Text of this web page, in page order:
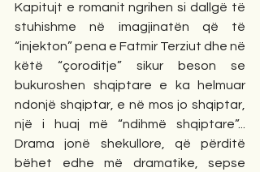
Kapitujt e romanit ngrihen si dallgë të
stuhishme në imagjinatën që të
“injekton” pena e Fatmir Terziut dhe në
këtë “çoroditje” sikur beson se
bukuroshen shqiptare e ka helmuar
ndonjë shqiptar, e në mos jo shqiptar,
një i huaj më “ndihmë shqiptare”...
Drama jonë shekullore, që përditë
bëhet edhe më dramatike, sepse